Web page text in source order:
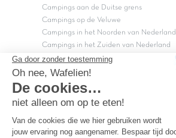
Campings aan de Duitse grens
Campings op de Veluwe
Campings in het Noorden van Nederland
Campings in het Zuiden van Nederland
Copyright Capfun 2026 ©
Bij Capfun solliciteren
Veelgestelde vragen
Dutchbox Vakantiepark
Superdeals
Capfun in de media